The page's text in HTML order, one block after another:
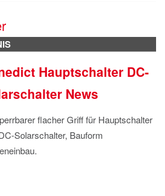
Hauptschalter DC-
News
flacher Griff für Hauptschalter
Solarschalter, Bauform